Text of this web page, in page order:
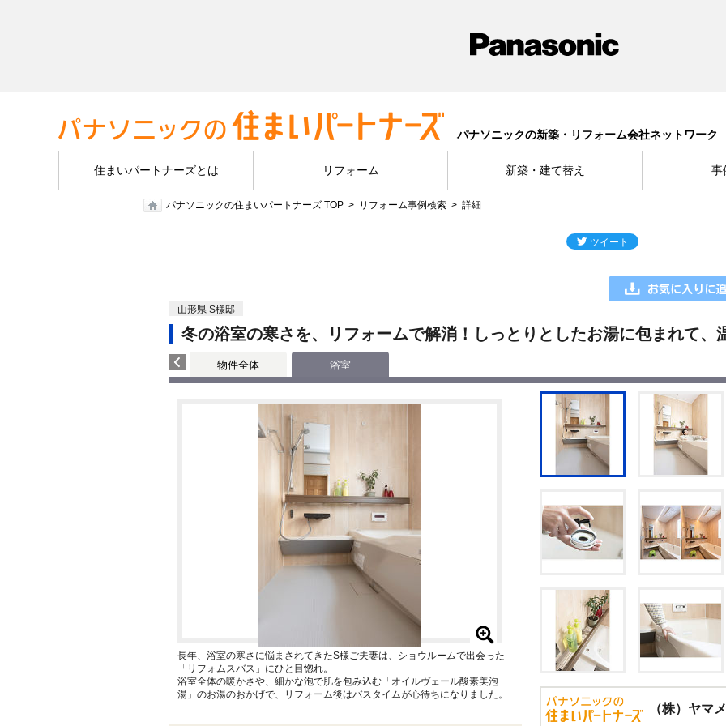
パナソニックの新築・リフォーム会社ネットワーク
住まいパートナーズとは リフォーム 新築・建て替え 事
パナソニックの住まいパートナーズ TOP リフォーム事例検索 詳細
山形県 S様邸
冬の浴室の寒さを、リフォームで解消！しっとりとしたお湯に包まれて、
物件全体 浴室
（株）ヤマ
長年、浴室の寒さに悩まされてきたS様ご夫妻は、ショウルームで出会った
「リフォムスバス」にひと目惚れ。
浴室全体の暖かさや、細かな泡で肌を包み込む「オイルヴェール酸素美泡
湯」のお湯のおかげで、リフォーム後はバスタイムが心待ちになりました。